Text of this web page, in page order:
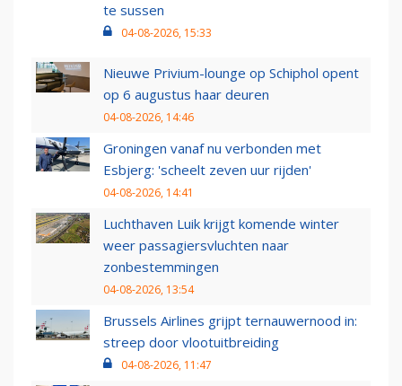
te sussen
04-08-2026, 15:33
Nieuwe Privium-lounge op Schiphol opent
op 6 augustus haar deuren
04-08-2026, 14:46
Groningen vanaf nu verbonden met
Esbjerg: 'scheelt zeven uur rijden'
04-08-2026, 14:41
Luchthaven Luik krijgt komende winter
weer passagiersvluchten naar
zonbestemmingen
04-08-2026, 13:54
Brussels Airlines grijpt ternauwernood in:
streep door vlootuitbreiding
04-08-2026, 11:47